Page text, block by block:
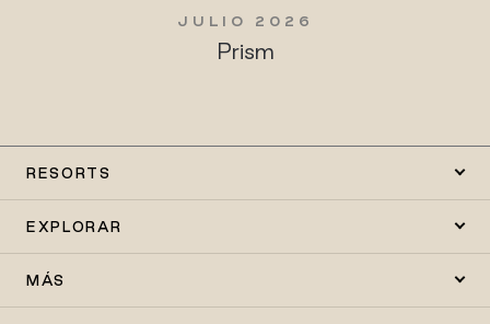
JULIO 2026
Prism
RESORTS
EXPLORAR
MÁS